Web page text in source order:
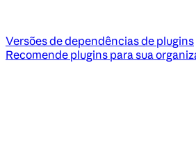
Versões de dependências de plugins
Recomende plugins para sua